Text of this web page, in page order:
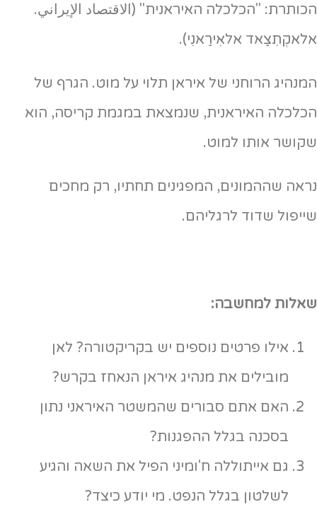
הכותרת: "הכלכלה האיראנית" (الاقتصاد الإيراني.
אלאקְתִצַאד אלאִירַאנִי).
המנהיג הרוחני של איראן תלוי על מוט. הגרף של
הכלכלה האיראנית, שנמצאת במגמת קריסה, הוא
שקושר אותו למוט.
נראה שההמונים, המפגינים תחתיו, רק מחכים
שייפול שדוד לרגליהם.
שאלות למחשבה:
אילו פרטים נוספים יש בקריקטורה? לאן
מובילים את מנהיג איראן הנאחז בקרש?
האם אתם סבורים שהמשטר האיראני נתון
בסכנה בגלל ההפגנות?
גם אייתוללה ח'ומיני הפיל את השאה והגיע
לשלטון בגלל הנפט. מי יודע כיצד?